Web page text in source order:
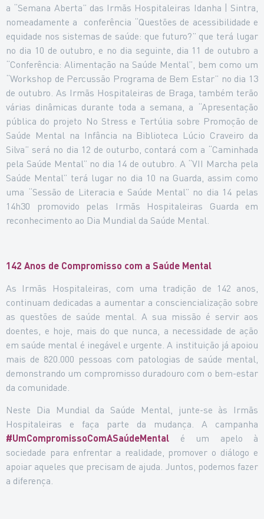
a “Semana Aberta” das Irmãs Hospitaleiras Idanha | Sintra,
nomeadamente a conferência “Questões de acessibilidade e
equidade nos sistemas de saúde: que futuro?” que terá lugar
no dia 10 de outubro, e no dia seguinte, dia 11 de outubro a
“Conferência: Alimentação na Saúde Mental”, bem como um
“Workshop de Percussão Programa de Bem Estar” no dia 13
de outubro. As Irmãs Hospitaleiras de Braga, também terão
várias dinâmicas durante toda a semana, a “Apresentação
pública do projeto No Stress e Tertúlia sobre Promoção de
Saúde Mental na Infância na Biblioteca Lúcio Craveiro da
Silva” será no dia 12 de outurbo, contará com a “Caminhada
pela Saúde Mental” no dia 14 de outubro. A “VII Marcha pela
Saúde Mental” terá lugar no dia 10 na Guarda, assim como
uma “Sessão de Literacia e Saúde Mental” no dia 14 pelas
14h30 promovido pelas Irmãs Hospitaleiras Guarda em
reconhecimento ao Dia Mundial da Saúde Mental.
142 Anos de Compromisso com a Saúde Mental
As Irmãs Hospitaleiras, com uma tradição de 142 anos,
continuam dedicadas a aumentar a consciencialização sobre
as questões de saúde mental. A sua missão é servir aos
doentes, e hoje, mais do que nunca, a necessidade de ação
em saúde mental é inegável e urgente. A instituição já apoiou
mais de 820.000 pessoas com patologias de saúde mental,
demonstrando um compromisso duradouro com o bem-estar
da comunidade.
Neste Dia Mundial da Saúde Mental, junte-se às Irmãs
Hospitaleiras e faça parte da mudança. A campanha
#UmCompromissoComASaúdeMental é um apelo à
sociedade para enfrentar a realidade, promover o diálogo e
apoiar aqueles que precisam de ajuda. Juntos, podemos fazer
a diferença.